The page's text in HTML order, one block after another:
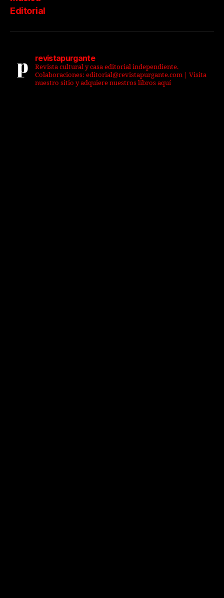
Editorial
revistapurgante
Revista cultural y casa editorial independiente.
Colaboraciones: editorial@revistapurgante.com | Visita
nuestro sitio y adquiere nuestros libros aquí